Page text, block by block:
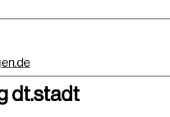
dt.stadt